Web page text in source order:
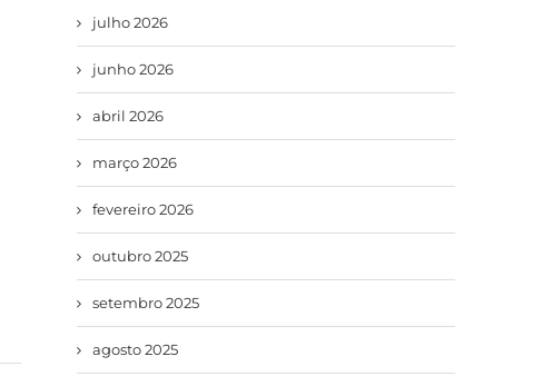
julho 2026
junho 2026
abril 2026
março 2026
fevereiro 2026
outubro 2025
setembro 2025
agosto 2025